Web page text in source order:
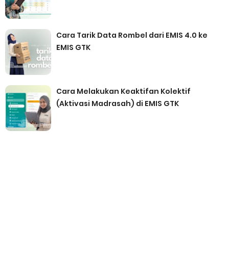
Cara Tarik Data Rombel dari EMIS 4.0 ke
EMIS GTK
Cara Melakukan Keaktifan Kolektif
(Aktivasi Madrasah) di EMIS GTK